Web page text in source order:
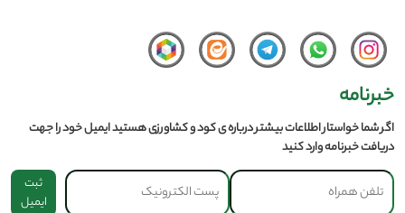
خبرنامه
اگر شما خواستار اطلاعات بیشتر درباره ی کود و کشاورزی هستید ایمیل خود را جهت
دریافت خبرنامه وارد کنید
ثبت
ایمیل